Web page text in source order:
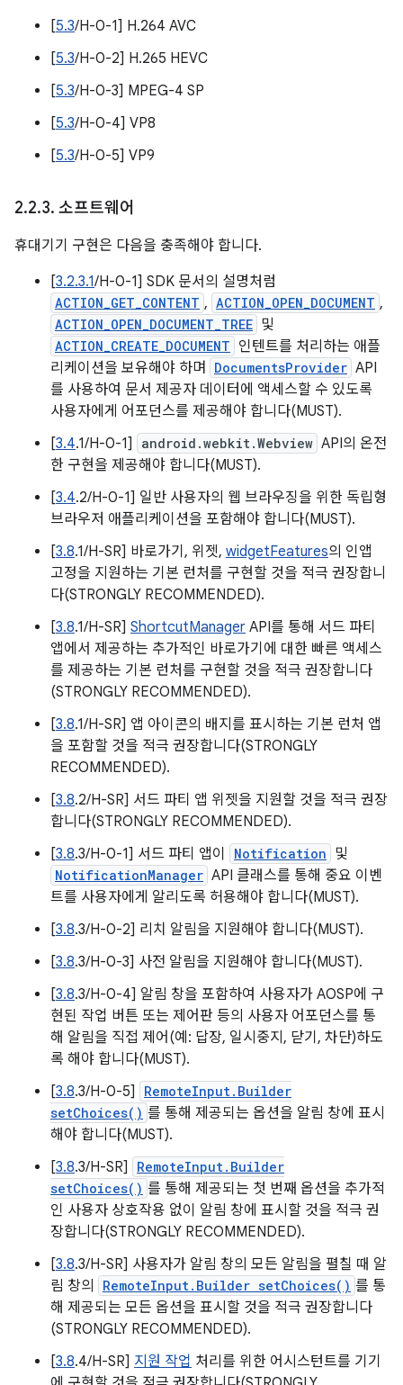
[5.3/H-0-1] H.264 AVC
[5.3/H-0-2] H.265 HEVC
[5.3/H-0-3] MPEG-4 SP
[5.3/H-0-4] VP8
[5.3/H-0-5] VP9
2.2.3. 소프트웨어
휴대기기 구현은 다음을 충족해야 합니다.
[3.2.3.1/H-0-1] SDK 문서의 설명처럼
ACTION_GET_CONTENT , ACTION_OPEN_DOCUMENT ,
ACTION_OPEN_DOCUMENT_TREE 및
ACTION_CREATE_DOCUMENT 인텐트를 처리하는 애플
리케이션을 보유해야 하며
DocumentsProvider API
를 사용하여 문서 제공자 데이터에 액세스할 수 있도록
사용자에게 어포던스를 제공해야 합니다(MUST).
[3.4.1/H-0-1] android.webkit.Webview API의 온전
한 구현을 제공해야 합니다(MUST).
[3.4.2/H-0-1] 일반 사용자의 웹 브라우징을 위한 독립형
브라우저 애플리케이션을 포함해야 합니다(MUST).
[3.8.1/H-SR] 바로가기, 위젯, widgetFeatures의 인앱
고정을 지원하는 기본 런처를 구현할 것을 적극 권장합니
다(STRONGLY RECOMMENDED).
[3.8.1/H-SR] ShortcutManager API를 통해 서드 파티
앱에서 제공하는 추가적인 바로가기에 대한 빠른 액세스
를 제공하는 기본 런처를 구현할 것을 적극 권장합니다
(STRONGLY RECOMMENDED).
[3.8.1/H-SR] 앱 아이콘의 배지를 표시하는 기본 런처 앱
을 포함할 것을 적극 권장합니다(STRONGLY
RECOMMENDED).
[3.8.2/H-SR] 서드 파티 앱 위젯을 지원할 것을 적극 권장
합니다(STRONGLY RECOMMENDED).
[3.8.3/H-0-1] 서드 파티 앱이 Notification 및
NotificationManager API 클래스를 통해 중요 이벤
트를 사용자에게 알리도록 허용해야 합니다(MUST).
[3.8.3/H-0-2] 리치 알림을 지원해야 합니다(MUST).
[3.8.3/H-0-3] 사전 알림을 지원해야 합니다(MUST).
[3.8.3/H-0-4] 알림 창을 포함하여 사용자가 AOSP에 구
현된 작업 버튼 또는 제어판 등의 사용자 어포던스를 통
해 알림을 직접 제어(예: 답장, 일시중지, 닫기, 차단)하도
록 해야 합니다(MUST).
[3.8.3/H-0-5]
RemoteInput.Builder
setChoices() 를 통해 제공되는 옵션을 알림 창에 표시
해야 합니다(MUST).
[3.8.3/H-SR]
RemoteInput.Builder
setChoices() 를 통해 제공되는 첫 번째 옵션을 추가적
인 사용자 상호작용 없이 알림 창에 표시할 것을 적극 권
장합니다(STRONGLY RECOMMENDED).
[3.8.3/H-SR] 사용자가 알림 창의 모든 알림을 펼칠 때 알
림 창의
RemoteInput.Builder setChoices() 를 통
해 제공되는 모든 옵션을 표시할 것을 적극 권장합니다
(STRONGLY RECOMMENDED).
[3.8.4/H-SR] 지원 작업 처리를 위한 어시스턴트를 기기